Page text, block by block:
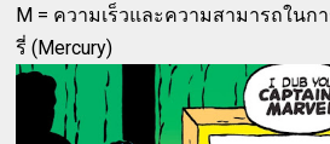
M = ความเร็วและความสามารถในก
รี่ (Mercury)